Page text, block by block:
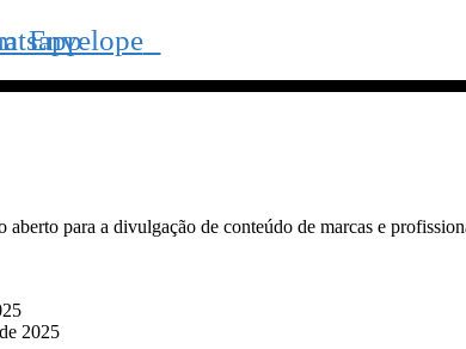
Envelope
para a divulgação de conteúdo de marcas e
2025